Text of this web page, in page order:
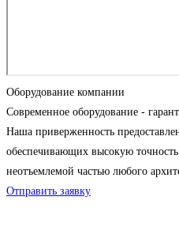
Оборудование компании
Современное оборудование -
Наша приверженность
обеспечивающих высокую
неотъемлемой частью любого
Отправить заявку